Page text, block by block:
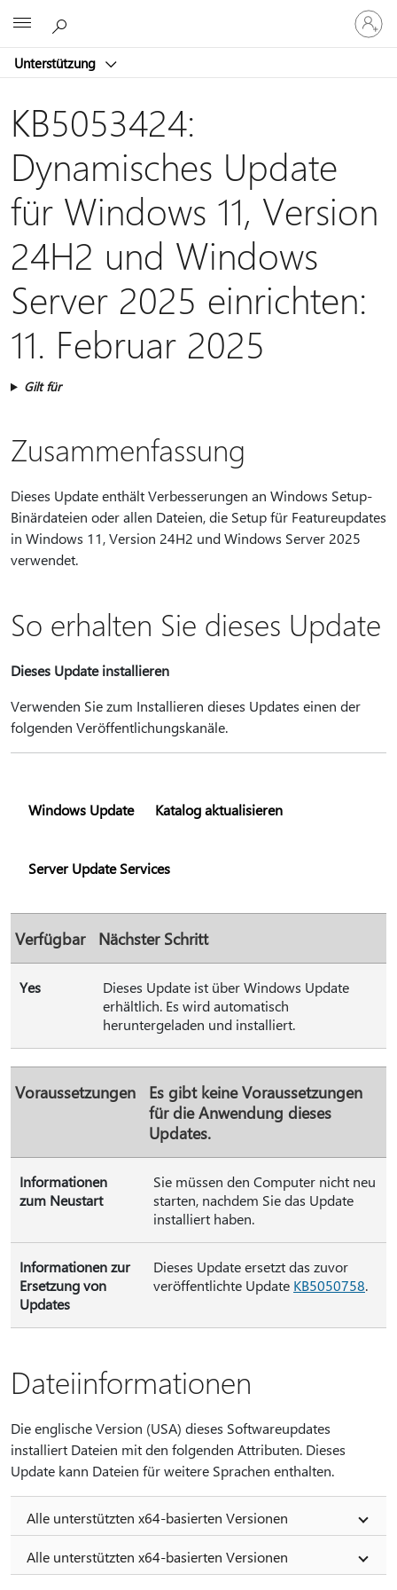
Unterstützung
Bei
Ihrem
Konto
KB5053424:
Dynamisches Update
für Windows 11, Version
24H2 und Windows
Server 2025 einrichten:
11. Februar 2025
Gilt für
Zusammenfassung
Dieses Update enthält Verbesserungen an Windows Setup-
Binärdateien oder allen Dateien, die Setup für Featureupdates
in Windows 11, Version 24H2 und Windows Server 2025
verwendet.
So erhalten Sie dieses Update
Dieses Update installieren
Verwenden Sie zum Installieren dieses Updates einen der
folgenden Veröffentlichungskanäle.
Windows Update Katalog aktualisieren
Server Update Services
Verfügbar Nächster Schritt
Yes
Dieses Update ist über Windows Update
erhältlich. Es wird automatisch
heruntergeladen und installiert.
Voraussetzungen
Es gibt keine Voraussetzungen
für die Anwendung dieses
Updates.
Informationen
zum Neustart
Sie müssen den Computer nicht neu
starten, nachdem Sie das Update
installiert haben.
Informationen zur
Ersetzung von
Updates
Dieses Update ersetzt das zuvor
veröffentlichte Update KB5050758.
Dateiinformationen
Die englische Version (USA) dieses Softwareupdates
installiert Dateien mit den folgenden Attributen. Dieses
Update kann Dateien für weitere Sprachen enthalten.
Alle unterstützten x64-basierten Versionen
Alle unterstützten x64-basierten Versionen